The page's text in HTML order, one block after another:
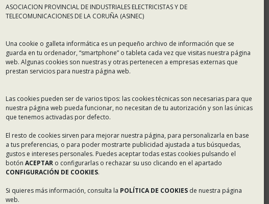
ASOCIACION PROVINCIAL DE INDUSTRIALES ELECTRICISTAS Y DE
TELECOMUNICACIONES DE LA CORUÑA (ASINEC)
Una cookie o galleta informática es un pequeño archivo de información que se
guarda en tu ordenador, “smartphone” o tableta cada vez que visitas nuestra página
web. Algunas cookies son nuestras y otras pertenecen a empresas externas que
prestan servicios para nuestra página web.
Las cookies pueden ser de varios tipos: las cookies técnicas son necesarias para que
nuestra página web pueda funcionar, no necesitan de tu autorización y son las únicas
que tenemos activadas por defecto.
El resto de cookies sirven para mejorar nuestra página, para personalizarla en base
a tus preferencias, o para poder mostrarte publicidad ajustada a tus búsquedas,
gustos e intereses personales. Puedes aceptar todas estas cookies pulsando el
botón ACEPTAR o configurarlas o rechazar su uso clicando en el apartado
CONFIGURACIÓN DE COOKIES.
Si quieres más información, consulta la POLÍTICA DE COOKIES de nuestra página
web.